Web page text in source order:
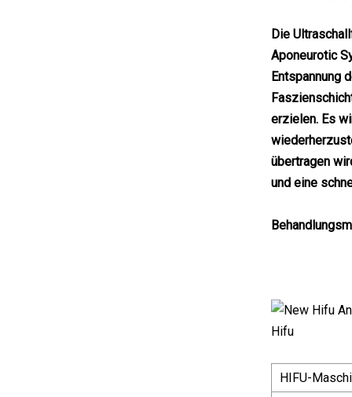
Die
Aponeurotic
Entspannung
erzielen. Es
übertragen
und eine
HIFU-